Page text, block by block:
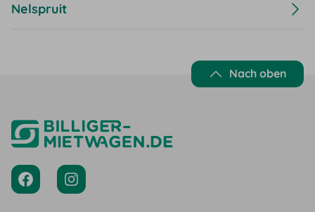
Nelspruit
Nach oben